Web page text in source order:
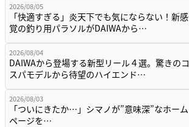
2026/08/05
「快適すぎる」炎天下でも気にならない！新感
覚の釣り用パラソルがDAIWAから…
2026/08/04
DAIWAから登場する新型リール４選。驚きのコ
スパモデルから待望のハイエンド…
2026/08/03
「ついにきたか…」シマノが”意味深”なホーム
ページを…